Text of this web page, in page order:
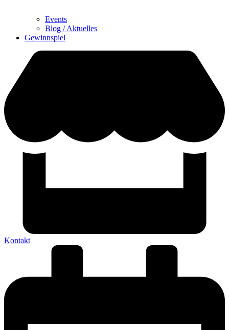
Events
Blog / Aktuelles
Gewinnspiel
Kontakt